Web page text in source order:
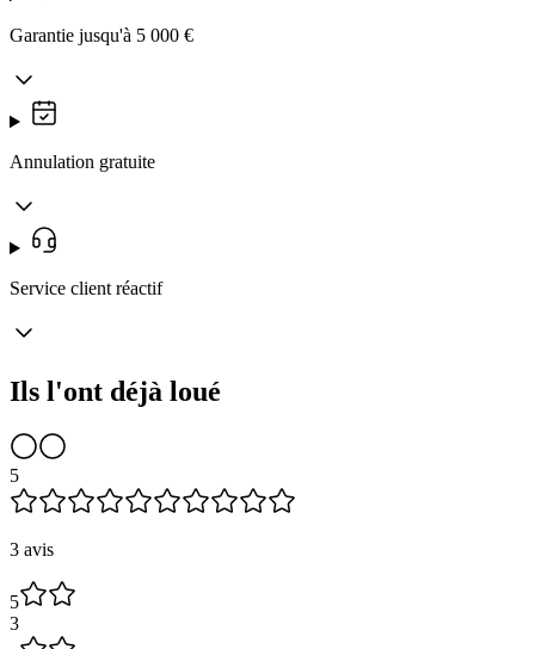
Garantie jusqu'à 5 000 €
Annulation gratuite
Service client réactif
Ils l'ont déjà loué
5
3 avis
5
3